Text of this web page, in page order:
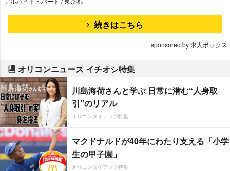
続きはこちら
sponsored by 求人ボックス
オリコンニュース イチオシ特集
川島海荷さんと学ぶ 日常に潜む“人身取
引”のリアル
オリコンタイアップ特集
マクドナルドが40年にわたり支える「小学
生の甲子園」
オリコンタイアップ特集